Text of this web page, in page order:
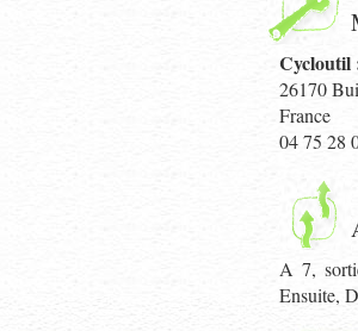
Cycloutil
26170
France
04 75 28
A 7,
Ensuite,